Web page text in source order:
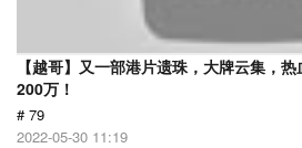
【越哥】又一部港片遗珠，大牌云集，
200万！
# 79
2022-05-30 11:19